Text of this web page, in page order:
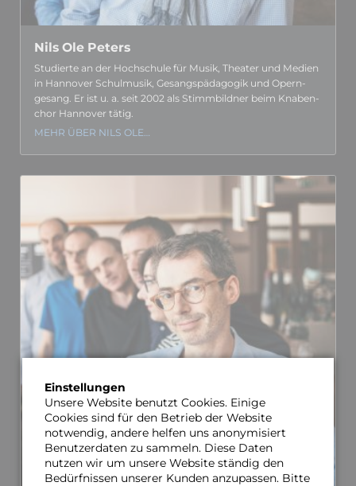
Nils Ole Peters
Studierte an der Hoch­schule für Musik, Theater und Medien
in Hannover Schul­musik, Gesangs­­pädagogik und Opern­­
gesang. Er ist u. a. seit 2002 als Stimm­­bildner beim Knaben­­
chor Hannover tätig.
MEHR ÜBER NILS OLE…
Einstellungen
Unsere Website benutzt Cookies. Einige
Cookies sind für den Betrieb der Website
notwendig, andere helfen uns anonymisiert
Benutzerdaten zu sammeln. Diese Daten
nutzen wir um unsere Website ständig den
Bedürfnissen unserer Kunden anzupassen. Bitte